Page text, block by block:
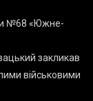
№68 «Южне-
закликав
військовими